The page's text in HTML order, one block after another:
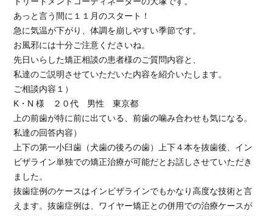
年
記
念
講
演
に
あっと言う間に１１月のスタート！
急に気温が下がり、体調を崩しやすい季節です。
お風邪には十分ご注意くださいね。
先日いらした矯正相談の患者様のご質問内容と、
私達のご説明させていただいた内容を紹介いたします。
ご相談内容１）
K・N 様 ２０代 男性 東京都
上の前歯が特に前に出ている、前歯の噛み合わせも気になる。
私達の回答内容）
上下の第一小臼歯（犬歯の後ろの歯）上下４本を抜歯後、イン
ビザライン単独での矯正治療が可能だとお話しさせていただき
ました。
抜歯症例のケースはインビザラインでもかなり高度な技術と言
えます。抜歯症例は、ワイヤー矯正との併用での治療ケースが